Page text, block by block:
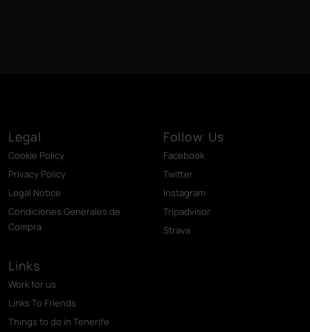
Legal
Cookie Policy
Privacy Policy
Legal Notice
Condiciones Generales de
Compra
Follow Us
Facebook
Twitter
Instagram
Tripadvisor
Strava
Links
Work for us
Links To Friends
Things to do in Tenerife